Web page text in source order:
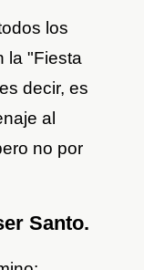
los
la "Fiesta
decir, es
al
no por
Santo.